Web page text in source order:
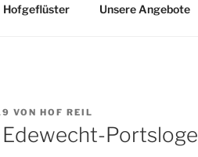
Hofgeflüster Unsere Angebote
VON HOF REIL
Portsloge